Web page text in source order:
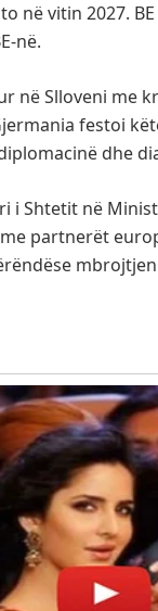
në vitin 2027.
në.
në Slloveni me
festoi
dhe
Shtetit në
partnerët